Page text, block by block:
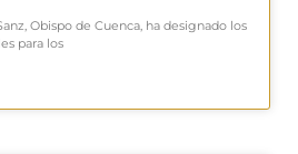
Obispo de Cuenca, ha designado los
para los